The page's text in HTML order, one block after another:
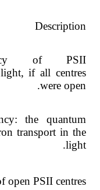
Description
of PSII
if all centres
were open.
the quantum
transport in the
light.
open PSII centres.